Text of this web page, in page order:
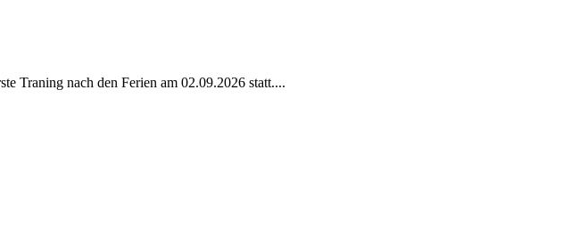
Traning nach den Ferien am 02.09.2026 statt....